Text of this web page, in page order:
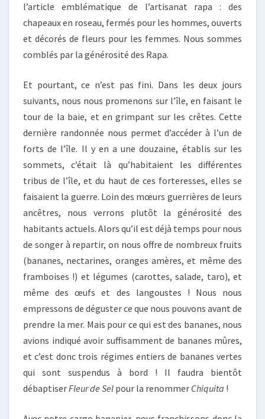
l’article emblématique de l’artisanat rapa : des
chapeaux en roseau, fermés pour les hommes, ouverts
et décorés de fleurs pour les femmes. Nous sommes
comblés par la générosité des Rapa.
Et pourtant, ce n’est pas fini. Dans les deux jours
suivants, nous nous promenons sur l’île, en faisant le
tour de la baie, et en grimpant sur les crêtes. Cette
dernière randonnée nous permet d’accéder à l’un de
forts de l’île. Il y en a une douzaine, établis sur les
sommets, c’était là qu’habitaient les différentes
tribus de l’île, et du haut de ces forteresses, elles se
faisaient la guerre. Loin des mœurs guerrières de leurs
ancêtres, nous verrons plutôt la générosité des
habitants actuels. Alors qu’il est déjà temps pour nous
de songer à repartir, on nous offre de nombreux fruits
(bananes, nectarines, oranges amères, et même des
framboises !) et légumes (carottes, salade, taro), et
même des œufs et des langoustes ! Nous nous
empressons de déguster ce que nous pouvons avant de
prendre la mer. Mais pour ce qui est des bananes, nous
avions indiqué avoir suffisamment de bananes mûres,
et c’est donc trois régimes entiers de bananes vertes
qui sont suspendus à bord ! Il faudra bientôt
débaptiserFleur de Sel pour la renommer Chiquita !